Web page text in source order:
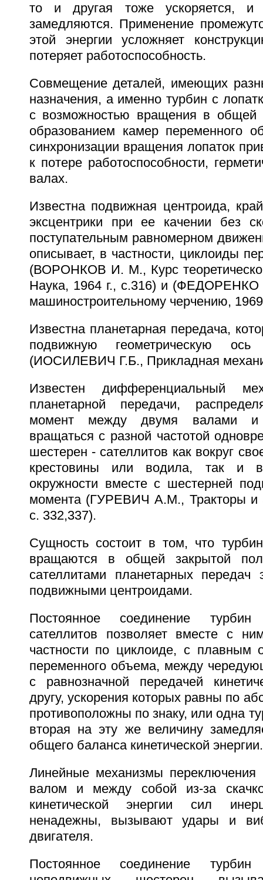
то и другая тоже ускоряется, и
замедляются. Применение
этой энергии усложняет
потеряет работоспособность.
Совмещение деталей, имеющих
назначения, а именно турбин с
с возможностью вращения в общей
образованием камер переменного
синхронизации вращения лопаток
к потере работоспособности,
валах.
Известна подвижная центроида,
эксцентрики при ее качении без
поступательным равномерном
описывает, в частности, циклоиды
(ВОРОНКОВ И. М., Курс
Наука, 1964 г., с.316) и (ФЕДОРЕНКО
машиностроительному черчению, 1969
Известна планетарная передача,
подвижную геометрическую ось
(ИОСИЛЕВИЧ Г.Б., Прикладная
Известен дифференциальный
планетарной передачи,
момент между двумя валами
вращаться с разной частотой
шестерен - сателлитов как вокруг
крестовины или водила, так и
окружности вместе с шестерней
момента (ГУРЕВИЧ А.М., Тракторы и
с. 332,337).
Сущность состоит в том, что
вращаются в общей закрытой
сателлитами планетарных передач
подвижными центроидами.
Постоянное соединение
сателлитов позволяет вместе с
частности по циклоиде, с плавным
переменного объема, между
с равнозначной передачей
другу, ускорения которых равны по
противоположны по знаку, или одна
вторая на эту же величину
общего баланса кинетической энергии.
Линейные механизмы
валом и между собой из-за
кинетической энергии сил
ненадежны, вызывают удары и
двигателя.
Постоянное соединение